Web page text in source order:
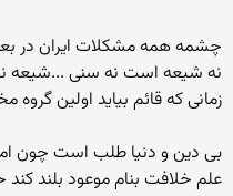
چشمه همه مشکلات ایران در
نه شیعه است نه سنی
زمانی که قائم بیاید اولین
بی دین و دنیا طلب است چون
علم خلافت بنام موعود بلند کند